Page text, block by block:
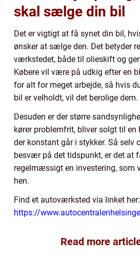
skal sælge din bil
Det er vigtigt at få synet din bil,
ønsker at sælge den. Det betyder
værkstedet, både til olieskift og
Købere vil være på udkig efter en
for alt for meget arbejde, så hvis
bil er velholdt, vil det berolige dem.
Desuden er der større
kører problemfrit, bliver solgt til en
der konstant går i stykker. Så selv
besvær på det tidspunkt, er det at
regelmæssigt en investering, som
hen.
Find et autoværksted via linket her:
https://
Read more